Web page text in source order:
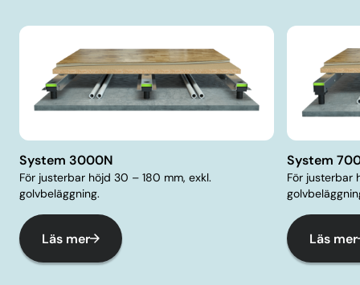
System 3000N
För justerbar höjd 30 – 180 mm, exkl.
golvbeläggning.
Läs mer
System
För justerbar
Läs mer